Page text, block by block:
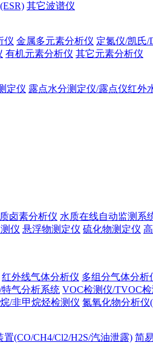
其它波谱仪
仪 金属多元素分析仪 定氮仪/凯氏/
有机元素分析仪 其它元素分析仪
定仪 露点水分测定仪/露点仪红外
卤素分析仪 水质在线自动监测系
仪 悬浮物测定仪 硫化物测定仪
红外线气体分析仪 多组分气体分析
气分析系统 VOC检测仪/TVOC
/非甲烷烃检测仪 氮氧化物分析仪
置(CO/CH4/Cl2/H2S/汽油泄露) 简